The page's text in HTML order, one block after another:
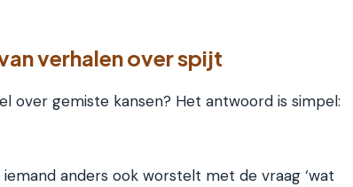
verhalen over spijt
over gemiste kansen? Het antwoord is simpel:
anders ook worstelt met de vraag ‘wat